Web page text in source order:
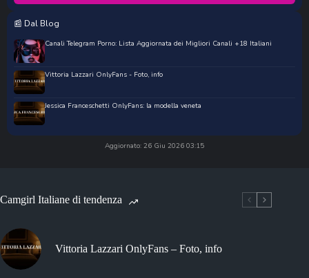
📰 Dal Blog
Canali Telegram Porno: Lista Aggiornata dei Migliori Canali +18 Italiani
Vittoria Lazzari OnlyFans - Foto, info
Jessica Franceschetti OnlyFans: la modella veneta
Aggiornato: 26 Giu 2026 03:15
Camgirl Italiane di tendenza
Vittoria Lazzari OnlyFans – Foto, info